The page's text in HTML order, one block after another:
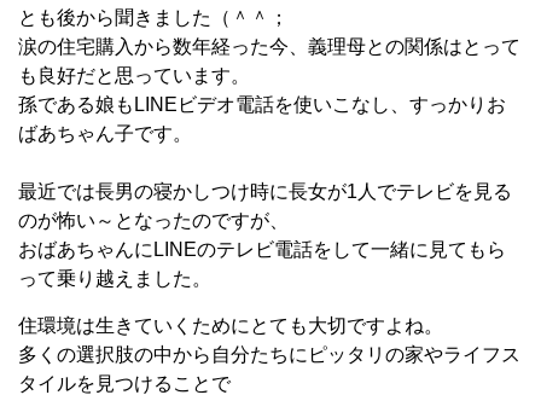
とも後から聞きました（＾＾；
涙の住宅購入から数年経った今、義理母との関係はとって
も良好だと思っています。
孫である娘もLINEビデオ電話を使いこなし、すっかりお
ばあちゃん子です。
最近では長男の寝かしつけ時に長女が1人でテレビを見る
のが怖い～となったのですが、
おばあちゃんにLINEのテレビ電話をして一緒に見てもら
って乗り越えました。
住環境は生きていくためにとても大切ですよね。
多くの選択肢の中から自分たちにピッタリの家やライフス
タイルを見つけることで